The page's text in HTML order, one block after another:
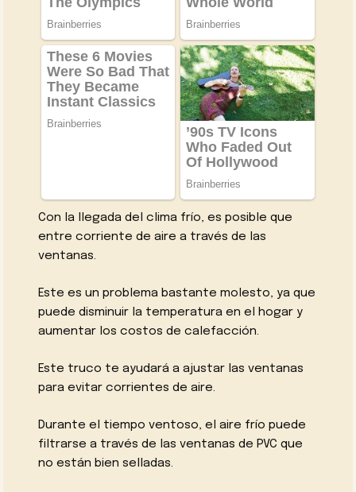
Con la llegada del clima frío, es posible que
entre corriente de aire a través de las
ventanas.
Este es un problema bastante molesto, ya que
puede disminuir la temperatura en el hogar y
aumentar los costos de calefacción.
Este truco te ayudará a ajustar las ventanas
para evitar corrientes de aire.
Durante el tiempo ventoso, el aire frío puede
filtrarse a través de las ventanas de PVC que
no están bien selladas.